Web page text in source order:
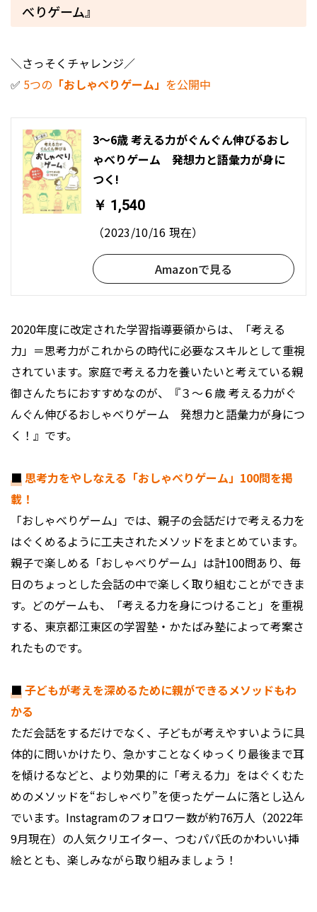
べりゲーム』
＼さっそくチャレンジ／
✅ 5つの 「おしゃべりゲーム」 を公開中
3〜6歳 考える力がぐんぐん伸びるおし
ゃべりゲーム 発想力と語彙力が身に
つく!
￥ 1,540
（2023/10/16 現在）
Amazonで見る
2020年度に改定された学習指導要領からは、「考える
力」＝思考力がこれからの時代に必要なスキルとして重視
されています。家庭で考える力を養いたいと考えている親
御さんたちにおすすめなのが、『３～６歳 考える力がぐ
んぐん伸びるおしゃべりゲーム 発想力と語彙力が身につ
く！』です。
■思考力をやしなえる「おしゃべりゲーム」100問を掲
載！
「おしゃべりゲーム」では、親子の会話だけで考える力を
はぐくめるように工夫されたメソッドをまとめています。
親子で楽しめる「おしゃべりゲーム」は計100問あり、毎
日のちょっとした会話の中で楽しく取り組むことができま
す。どのゲームも、「考える力を身につけること」を重視
する、東京都江東区の学習塾・かたばみ塾によって考案さ
れたものです。
■子どもが考えを深めるために親ができるメソッドもわ
かる
ただ会話をするだけでなく、子どもが考えやすいように具
体的に問いかけたり、急かすことなくゆっくり最後まで耳
を傾けるなどと、より効果的に「考える力」をはぐくむた
めのメソッドを“おしゃべり”を使ったゲームに落とし込ん
でいます。Instagramのフォロワー数が約76万人（2022年
9月現在）の人気クリエイター、つむパパ氏のかわいい挿
絵ととも、楽しみながら取り組みましょう！